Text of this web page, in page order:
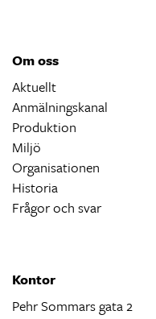
Om oss
Aktuellt
Anmälningskanal
Produktion
Miljö
Organisationen
Historia
Frågor och svar
Kontor
Pehr Sommars gata 2